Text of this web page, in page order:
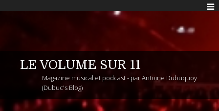
LE VOLUME SUR 11
Magazine musical et podcast - par Antoine Dubuquoy
(Dubuc's Blog)